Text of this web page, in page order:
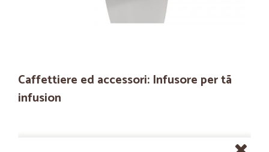
Caffettiere ed accessori: Infusore per tã
infusion